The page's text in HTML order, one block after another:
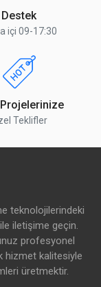
Destek
içi 09-17:30
Teklifler
teknolojilerindeki
iletişime geçin.
profesyonel
hizmet kalitesiyle
üretmektir.